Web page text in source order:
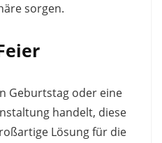
sorgen.
Geburtstag oder eine
handelt, diese
Lösung für die